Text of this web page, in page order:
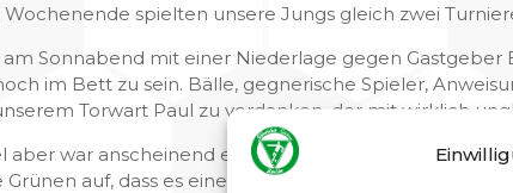
spielten unsere Jungs gleich zwei
am Sonnabend mit einer Niederlage gegen
im Bett zu sein. Bälle, gegnerische Spieler,
Torwart Paul zu verdanken, der mit wirklich
aber war anscheinend eine Art Muntermacher,
Grünen auf, dass es eine Freude war. Von nun an